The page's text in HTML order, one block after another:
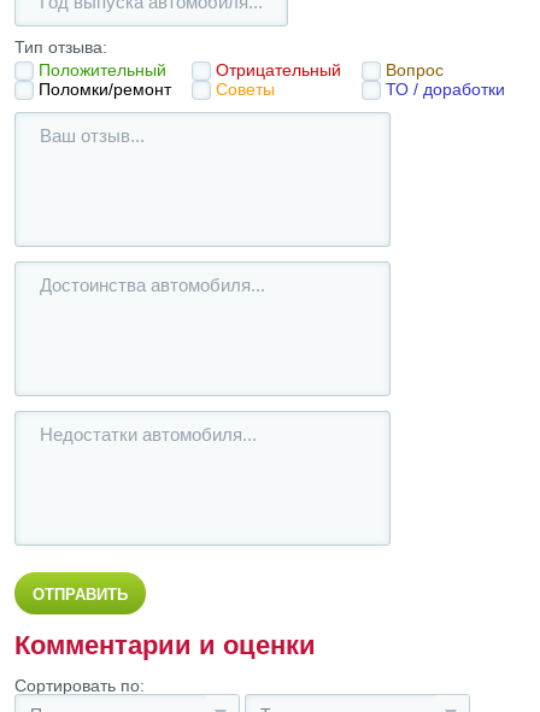
Тип отзыва:
Положительный
Отрицательный
Вопрос
Поломки/ремонт
Советы ТО / доработки
Комментарии и оценки
Сортировать по: